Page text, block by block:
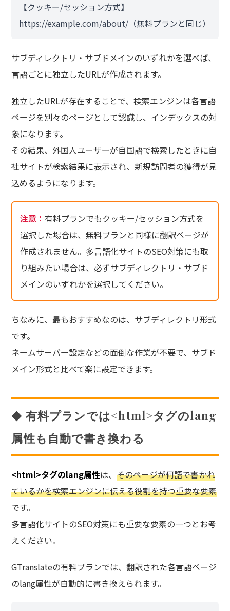
【クッキー/セッション方式】
https://example.com/about/（無料プランと同じ）
サブディレクトリ・サブドメインのいずれかを選べば、
言語ごとに独立したURLが作成されます。
独立したURLが存在することで、検索エンジンは各言語
ページを別々のページとして認識し、インデックスの対
象になります。
その結果、外国人ユーザーが自国語で検索したときに自
社サイトが検索結果に表示され、新規訪問者の獲得が見
込めるようになります。
注意： 有料プランでもクッキー/セッション方式を
選択した場合は、無料プランと同様に翻訳ページが
作成されません。多言語化サイトのSEO対策にも取
り組みたい場合は、必ずサブディレクトリ・サブド
メインのいずれかを選択してください。
ちなみに、最もおすすめなのは、サブディレクトリ形式
です。
ネームサーバー設定などの面倒な作業が不要で、サブド
メイン形式と比べて楽に設定できます。
有料プランでは<html>タグのlang
属性も自動で書き換わる
<html>タグのlang属性は、そのページが何語で書かれ
ているかを検索エンジンに伝える役割を持つ重要な要素
です。
多言語化サイトのSEO対策にも重要な要素の一つとお考
えください。
GTranslateの有料プランでは、翻訳された各言語ページ
のlang属性が自動的に書き換えられます。